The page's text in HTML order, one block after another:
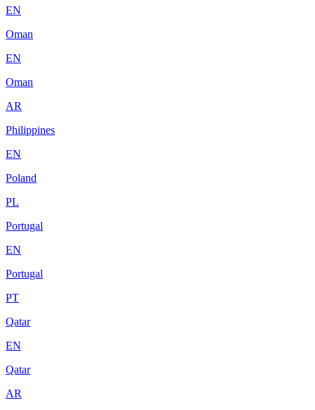
EN
Oman
EN
Oman
AR
Philippines
EN
Poland
PL
Portugal
EN
Portugal
PT
Qatar
EN
Qatar
AR